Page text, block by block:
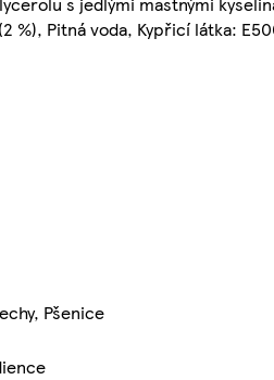
%), Pitná voda, Kypřicí látka:
Pšenice